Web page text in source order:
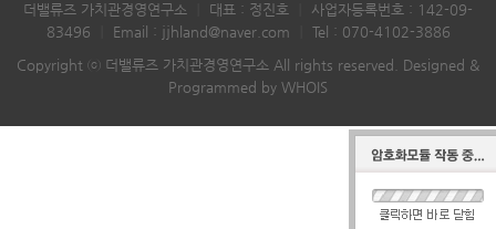
더밸류즈 가치관경영연구소
대표 : 정진호
사업자등록번호 : 142-09-
83496
Email : jjhland@naver.com Tel : 070-4102-3886
Copyright ⓒ 더밸류즈 가치관경영연구소 All rights reserved. Designed &
Programmed by WHOIS